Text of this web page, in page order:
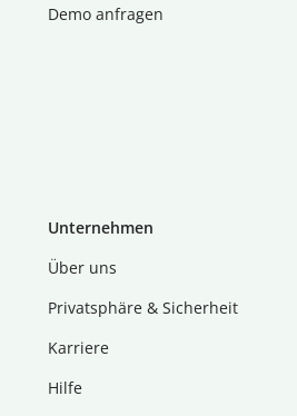
Demo anfragen
Unternehmen
Über uns
Privatsphäre & Sicherheit
Karriere
Hilfe